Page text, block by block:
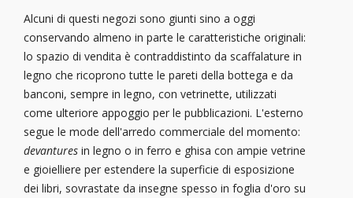
Alcuni di questi negozi sono giunti sino a oggi
conservando almeno in parte le caratteristiche originali:
lo spazio di vendita è contraddistinto da scaffalature in
legno che ricoprono tutte le pareti della bottega e da
banconi, sempre in legno, con vetrinette, utilizzati
come ulteriore appoggio per le pubblicazioni. L'esterno
segue le mode dell'arredo commerciale del momento:
devantures in legno o in ferro e ghisa con ampie vetrine
e gioielliere per estendere la superficie di esposizione
dei libri, sovrastate da insegne spesso in foglia d'oro su